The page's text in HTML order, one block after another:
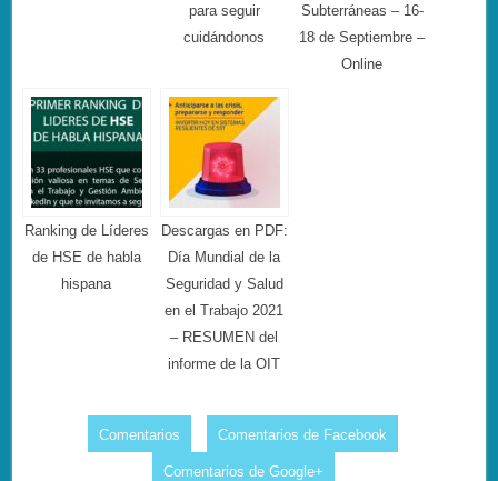
para seguir
cuidándonos
Subterráneas – 16-
18 de Septiembre –
Online
Ranking de Líderes
de HSE de habla
hispana
Descargas en PDF:
Día Mundial de la
Seguridad y Salud
en el Trabajo 2021
– RESUMEN del
informe de la OIT
Comentarios Comentarios de Facebook
Comentarios de Google+